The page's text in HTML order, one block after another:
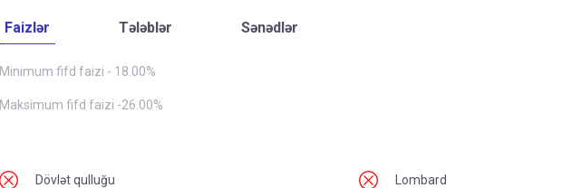
Faizlər Tələblər Sənədlər
Minimum fifd faizi - 18.00%
Maksimum fifd faizi -26.00%
Dövlət qulluğu Lombard